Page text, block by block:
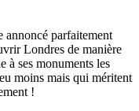
annoncé parfaitement
Londres de manière
à ses monuments les
moins mais qui méritent
!